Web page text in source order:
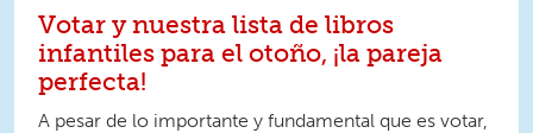
Votar y nuestra lista de libros
infantiles para el otoño, ¡la pareja
perfecta!
A pesar de lo importante y fundamental que es votar,